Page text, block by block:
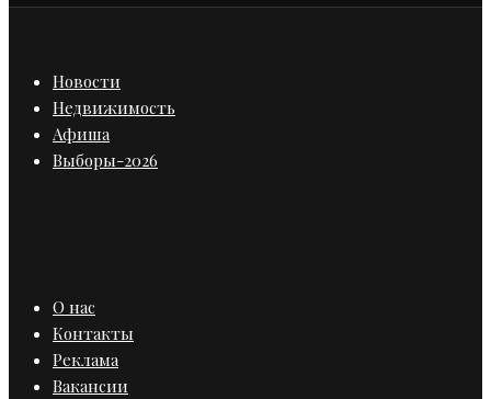
Новости
Недвижимость
Афиша
Выборы-2026
О нас
Контакты
Реклама
Вакансии